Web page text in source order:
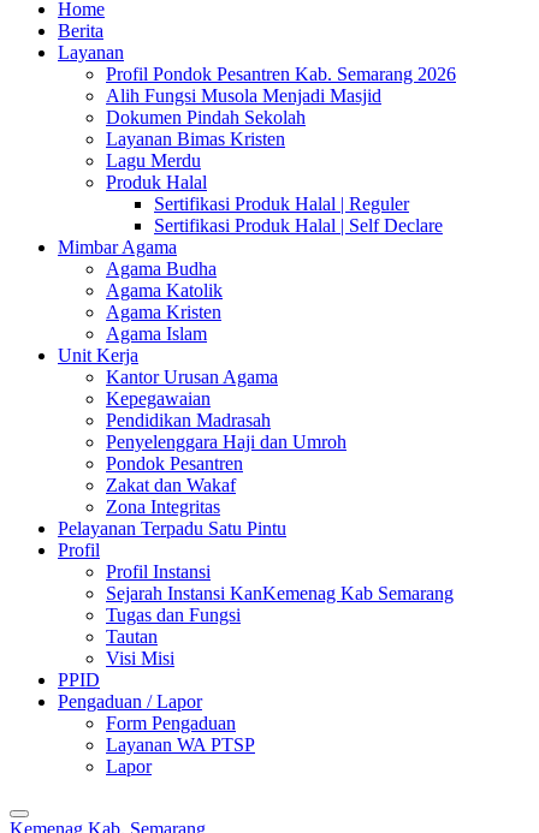
Home
Berita
Layanan
Profil Pondok Pesantren Kab. Semarang 2026
Alih Fungsi Musola Menjadi Masjid
Dokumen Pindah Sekolah
Layanan Bimas Kristen
Lagu Merdu
Produk Halal
Sertifikasi Produk Halal | Reguler
Sertifikasi Produk Halal | Self Declare
Mimbar Agama
Agama Budha
Agama Katolik
Agama Kristen
Agama Islam
Unit Kerja
Kantor Urusan Agama
Kepegawaian
Pendidikan Madrasah
Penyelenggara Haji dan Umroh
Pondok Pesantren
Zakat dan Wakaf
Zona Integritas
Pelayanan Terpadu Satu Pintu
Profil
Profil Instansi
Sejarah Instansi KanKemenag Kab Semarang
Tugas dan Fungsi
Tautan
Visi Misi
PPID
Pengaduan / Lapor
Form Pengaduan
Layanan WA PTSP
Lapor
Kemenag Kab. Semarang